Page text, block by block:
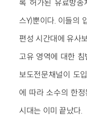
록 허가된 유료방송
스Y)뿐이다. 이들의
편성 시간대에 유사
고유 영역에 대한
보도전문채널이 도
에 따라 소수의 한
시대는 이미 끝났다.